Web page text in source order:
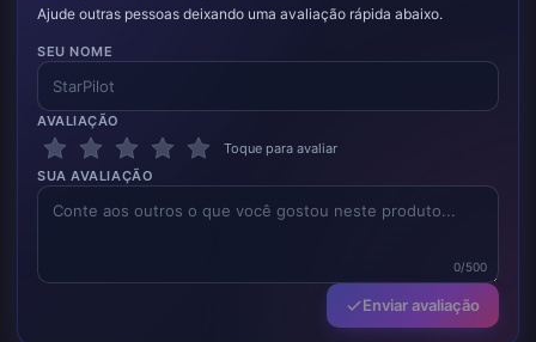
Ajude outras pessoas deixando uma avaliação rápida abaixo.
SEU NOME
AVALIAÇÃO
Toque para avaliar
SUA AVALIAÇÃO
0/500
Enviar avaliação